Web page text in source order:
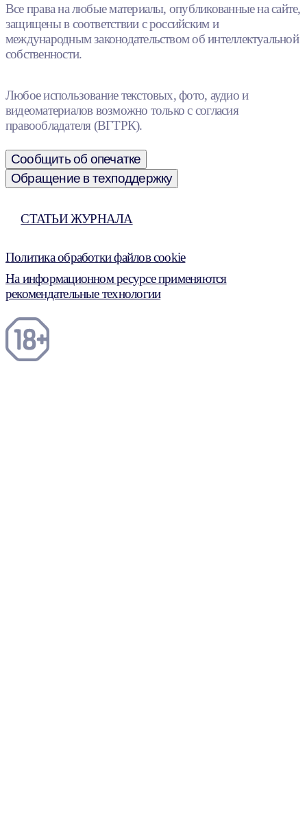
Все права на любые материалы, опубликованные на сайте,
защищены в соответствии с российским и
международным законодательством об интеллектуальной
собственности.
Любое использование текстовых, фото, аудио и
видеоматериалов возможно только с согласия
правообладателя (ВГТРК).
Сообщить об опечатке
Обращение в техподдержку
СТАТЬИ ЖУРНАЛА
Политика обработки файлов cookie
На информационном ресурсе применяются
рекомендательные технологии